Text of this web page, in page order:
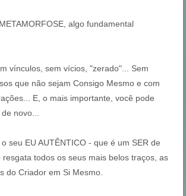
algo fundamental
vínculos, sem vícios, "zerado"... Sem
que não sejam Consigo Mesmo e com
E, o mais importante, você pode
novo...
seu EU AUTÊNTICO - que é um SER de
resgata todos os seus mais belos traços, as
do Criador em Si Mesmo.